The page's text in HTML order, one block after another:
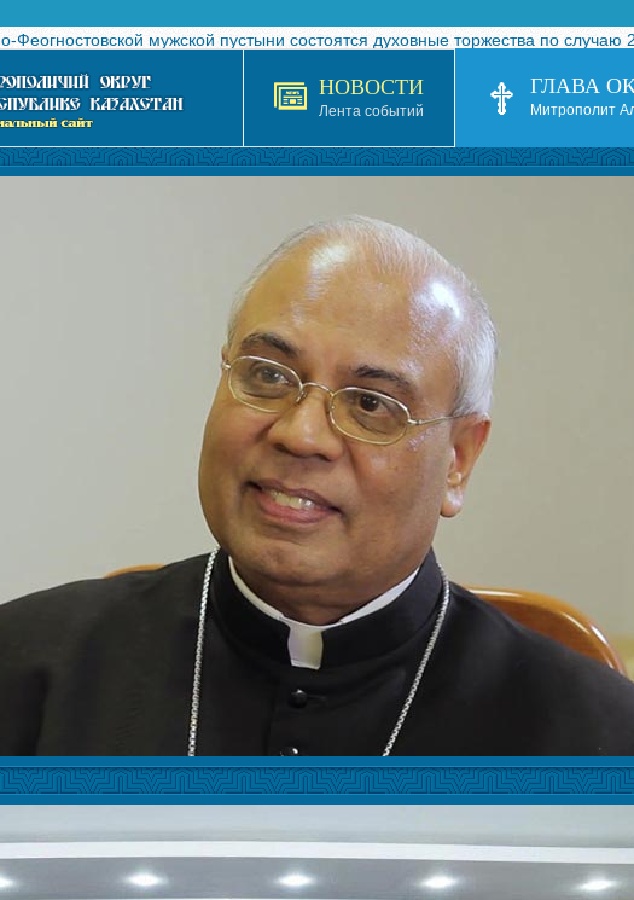
Феогностовской мужской пустыни состоятся духовные торжества по случаю
о проведении Международного турнира по волейболу, посвященного 25-
журнала «Свет Православия в Казахстане»
«Управляющие Алма-Атинской епархией Русской Православной Церкви в
семинария объявляет прием документов на 2026-2027 учебный год
НОВОСТИ
Лента событий
ГЛАВА
Митрополит